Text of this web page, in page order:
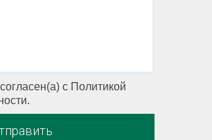
с Политикой